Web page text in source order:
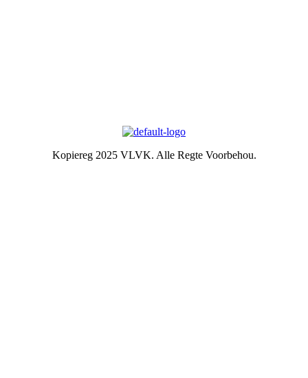
Kopiereg 2025 VLVK. Alle Regte Voorbehou.